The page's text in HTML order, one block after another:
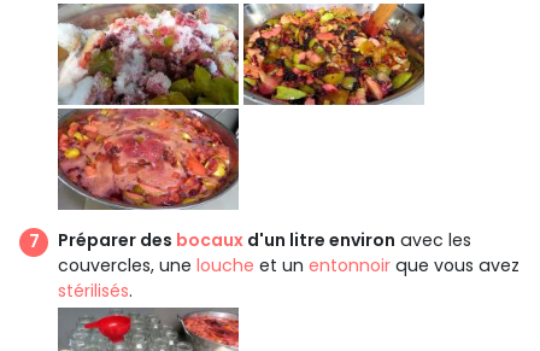
Préparer des bocaux d'un litre environ avec les
couvercles, une louche et un entonnoir que vous avez
stérilisés.